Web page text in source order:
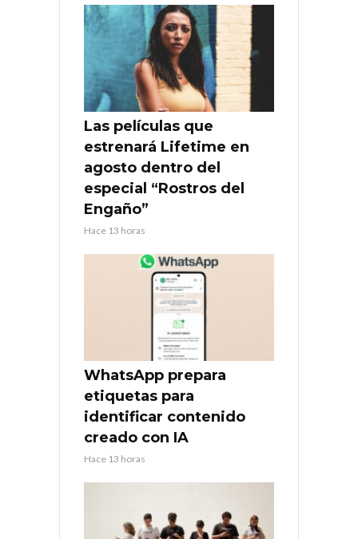
Las películas que
estrenará Lifetime en
agosto dentro del
especial “Rostros del
Engaño”
Hace 13 horas
WhatsApp prepara
etiquetas para
identificar contenido
creado con IA
Hace 13 horas